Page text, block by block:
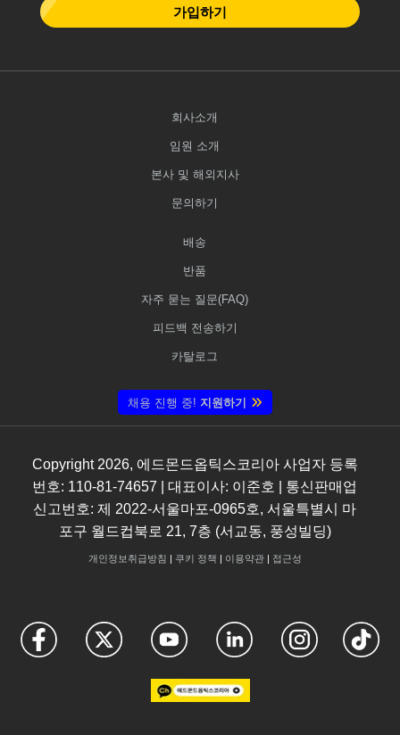
가입하기
회사소개
임원 소개
본사 및 해외지사
문의하기
배송
반품
자주 묻는 질문(FAQ)
피드백 전송하기
카탈로그
채용 진행 중! 지원하기
Copyright 2026, 에드몬드옵틱스코리아 사업자 등록
번호: 110-81-74657 | 대표이사: 이준호 | 통신판매업
신고번호: 제 2022-서울마포-0965호, 서울특별시 마
포구 월드컵북로 21, 7층 (서교동, 풍성빌딩)
개인정보취급방침 | 쿠키 정책 | 이용약관| 접근성